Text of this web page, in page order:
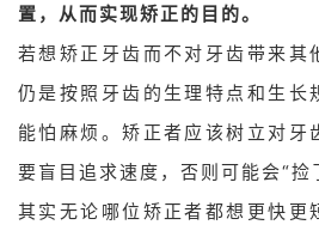
置，从而实现矫正的目的。
若想矫正牙齿而不对牙齿带来其
仍是按照牙齿的生理特点和生长
能怕麻烦。矫正者应该树立对牙
要盲目追求速度，否则可能会“捡
其实无论哪位矫正者都想更快更